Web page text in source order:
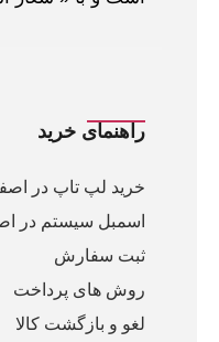
راهنمای خرید
خرید لپ تاپ در
اسمبل سیستم در
ثبت سفارش
روش های پرداخت
لغو و بازگشت کالا